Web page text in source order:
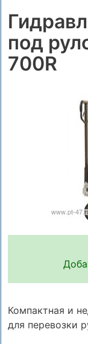
под
700R
Компактная и
для перевозки